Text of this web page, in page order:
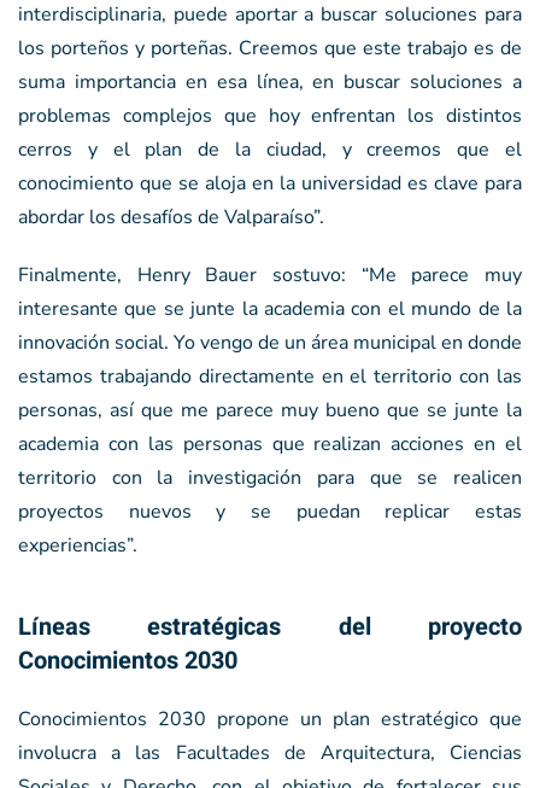
interdisciplinaria, puede aportar a buscar soluciones para
los porteños y porteñas. Creemos que este trabajo es de
suma importancia en esa línea, en buscar soluciones a
problemas complejos que hoy enfrentan los distintos
cerros y el plan de la ciudad, y creemos que el
conocimiento que se aloja en la universidad es clave para
abordar los desafíos de Valparaíso”.
Finalmente, Henry Bauer sostuvo: “Me parece muy
interesante que se junte la academia con el mundo de la
innovación social. Yo vengo de un área municipal en donde
estamos trabajando directamente en el territorio con las
personas, así que me parece muy bueno que se junte la
academia con las personas que realizan acciones en el
territorio con la investigación para que se realicen
proyectos nuevos y se puedan replicar estas
experiencias”.
Líneas estratégicas del proyecto
Conocimientos 2030
Conocimientos 2030 propone un plan estratégico que
involucra a las Facultades de Arquitectura, Ciencias